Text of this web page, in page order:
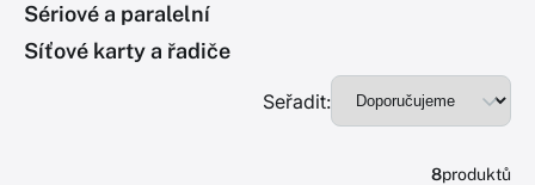
Sériové a paralelní
Síťové karty a řadiče
Seřadit:
8produktů